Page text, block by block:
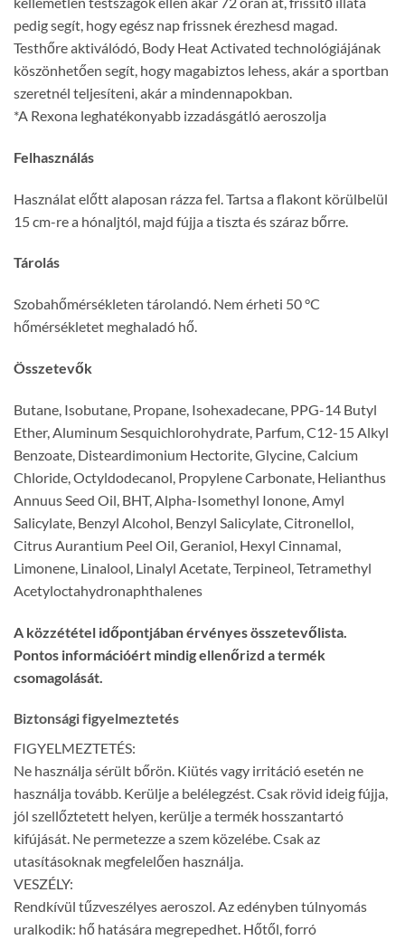
pedig segít, hogy egész nap frissnek érezhesd magad.
Testhőre aktiválódó, Body Heat Activated technológiájának
köszönhetően segít, hogy magabiztos lehess, akár a sportban
szeretnél teljesíteni, akár a mindennapokban.
*A Rexona leghatékonyabb izzadásgátló aeroszolja
Felhasználás
Használat előtt alaposan rázza fel. Tartsa a flakont körülbelül
15 cm-re a hónaljtól, majd fújja a tiszta és száraz bőrre.
Tárolás
Szobahőmérsékleten tárolandó. Nem érheti 50 °C
hőmérsékletet meghaladó hő.
Összetevők
Butane, Isobutane, Propane, Isohexadecane, PPG-14 Butyl
Ether, Aluminum Sesquichlorohydrate, Parfum, C12-15 Alkyl
Benzoate, Disteardimonium Hectorite, Glycine, Calcium
Chloride, Octyldodecanol, Propylene Carbonate, Helianthus
Annuus Seed Oil, BHT, Alpha-Isomethyl Ionone, Amyl
Salicylate, Benzyl Alcohol, Benzyl Salicylate, Citronellol,
Citrus Aurantium Peel Oil, Geraniol, Hexyl Cinnamal,
Limonene, Linalool, Linalyl Acetate, Terpineol, Tetramethyl
Acetyloctahydronaphthalenes
A közzététel időpontjában érvényes összetevőlista.
Pontos információért mindig ellenőrizd a termék
csomagolását.
Biztonsági figyelmeztetés
FIGYELMEZTETÉS:
Ne használja sérült bőrön. Kiütés vagy irritáció esetén ne
használja tovább. Kerülje a belélegzést. Csak rövid ideig fújja,
jól szellőztetett helyen, kerülje a termék hosszantartó
kifújását. Ne permetezze a szem közelébe. Csak az
utasításoknak megfelelően használja.
VESZÉLY:
Rendkívül tűzveszélyes aeroszol. Az edényben túlnyomás
uralkodik: hő hatására megrepedhet. Hőtől, forró